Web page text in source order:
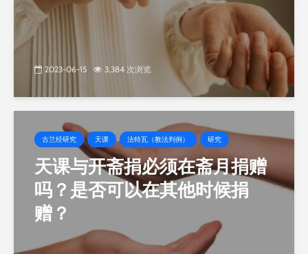
2023-06-15 3,384 次浏览
古兰经研究 天课 法特瓦（教法判例） 研究
天课与开斋捐必须在斋月捐赠
吗？是否可以在其他时候捐
赠？